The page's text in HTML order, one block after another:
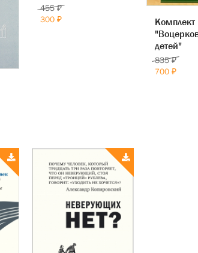
455 ₽
300 ₽
Комплект
детей"
835 ₽
700 ₽